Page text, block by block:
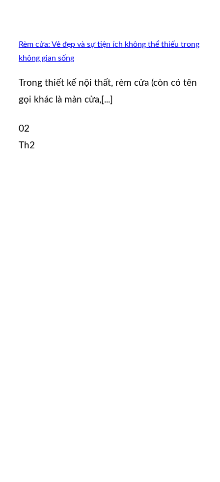
Rèm cửa: Vẻ đẹp và sự tiện ích không thể thiếu trong
không gian sống
Trong thiết kế nội thất, rèm cửa (còn có tên
gọi khác là màn cửa,[...]
02
Th2